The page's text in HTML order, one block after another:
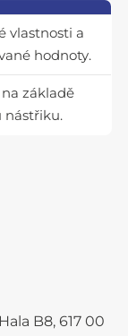
vlastnosti a
hodnoty.
základě
nástřiku.
B8, 617 00